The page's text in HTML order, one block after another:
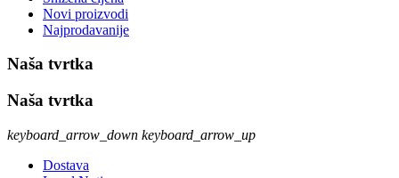
Novi proizvodi
Najprodavanije
Naša tvrtka
Naša tvrtka
keyboard_arrow_down keyboard_arrow_up
Dostava